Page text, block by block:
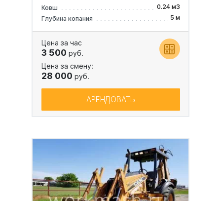
Ковш
0.24 м3
Глубина копания
5 м
Цена за час
3 500 руб.
Цена за смену:
28 000 руб.
АРЕНДОВАТЬ